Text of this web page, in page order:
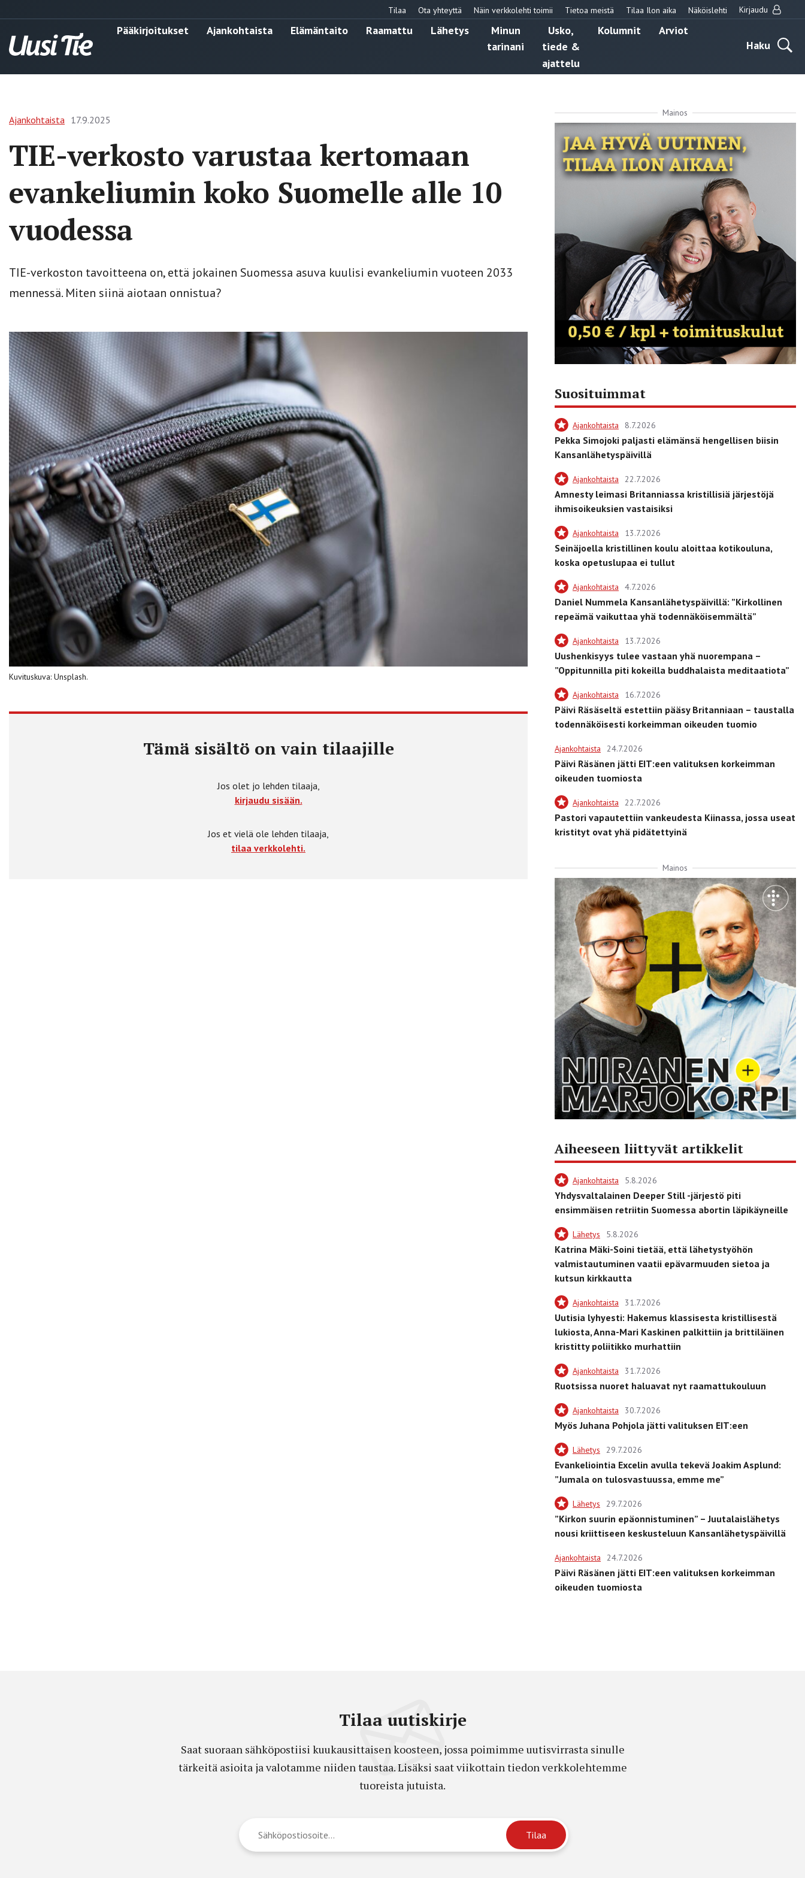
Tilaa Ota yhteyttä Näin verkkolehti toimii Tietoa meistä Tilaa Ilon aika Näköislehti Kirjaudu
Pääkirjoitukset Ajankohtaista Elämäntaito Raamattu Lähetys
Minun
tarinani
Usko,
tiede &
ajattelu
Kolumnit
Arviot
Haku
Ajankohtaista 17.9.2025
TIE-verkosto varustaa kertomaan
evankeliumin koko Suomelle alle 10
vuodessa
TIE-verkoston tavoitteena on, että jokainen Suomessa asuva kuulisi evankeliumin vuoteen 2033
mennessä. Miten siinä aiotaan onnistua?
Kuvituskuva: Unsplash.
Tämä sisältö on vain tilaajille
Jos olet jo lehden tilaaja,
kirjaudu sisään.
Jos et vielä ole lehden tilaaja,
tilaa verkkolehti.
Mainos
Suosituimmat
Ajankohtaista 8.7.2026
Pekka Simojoki paljasti elämänsä hengellisen biisin
Kansanlähetyspäivillä
Ajankohtaista 22.7.2026
Amnesty leimasi Britanniassa kristillisiä järjestöjä
ihmisoikeuksien vastaisiksi
Ajankohtaista 13.7.2026
Seinäjoella kristillinen koulu aloittaa kotikouluna,
koska opetuslupaa ei tullut
Ajankohtaista 4.7.2026
Daniel Nummela Kansanlähetyspäivillä: ”Kirkollinen
repeämä vaikuttaa yhä todennäköisemmältä”
Ajankohtaista 13.7.2026
Uushenkisyys tulee vastaan yhä nuorempana –
”Oppitunnilla piti kokeilla buddhalaista meditaatiota”
Ajankohtaista 16.7.2026
Päivi Räsäseltä estettiin pääsy Britanniaan – taustalla
todennäköisesti korkeimman oikeuden tuomio
Ajankohtaista 24.7.2026
Päivi Räsänen jätti EIT:een valituksen korkeimman
oikeuden tuomiosta
Ajankohtaista 22.7.2026
Pastori vapautettiin vankeudesta Kiinassa, jossa useat
kristityt ovat yhä pidätettyinä
Mainos
Aiheeseen liittyvät artikkelit
Ajankohtaista 5.8.2026
Yhdysvaltalainen Deeper Still -järjestö piti
ensimmäisen retriitin Suomessa abortin läpikäyneille
Lähetys 5.8.2026
Katrina Mäki-Soini tietää, että lähetystyöhön
valmistautuminen vaatii epävarmuuden sietoa ja
kutsun kirkkautta
Ajankohtaista 31.7.2026
Uutisia lyhyesti: Hakemus klassisesta kristillisestä
lukiosta, Anna-Mari Kaskinen palkittiin ja brittiläinen
kristitty poliitikko murhattiin
Ajankohtaista 31.7.2026
Ruotsissa nuoret haluavat nyt raamattukouluun
Ajankohtaista 30.7.2026
Myös Juhana Pohjola jätti valituksen EIT:een
Lähetys 29.7.2026
Evankeliointia Excelin avulla tekevä Joakim Asplund:
”Jumala on tulosvastuussa, emme me”
Lähetys 29.7.2026
”Kirkon suurin epäonnistuminen” – Juutalaislähetys
nousi kriittiseen keskusteluun Kansanlähetyspäivillä
Ajankohtaista 24.7.2026
Päivi Räsänen jätti EIT:een valituksen korkeimman
oikeuden tuomiosta
Tilaa uutiskirje
Saat suoraan sähköpostiisi kuukausittaisen koosteen, jossa poimimme uutisvirrasta sinulle
tärkeitä asioita ja valotamme niiden taustaa. Lisäksi saat viikottain tiedon verkkolehtemme
tuoreista jutuista.